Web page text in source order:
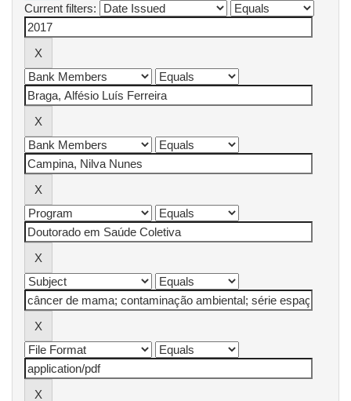
Current filters: